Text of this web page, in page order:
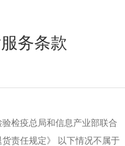
务条款
检疫总局和信息产业部联合
责任规定》 以下情况不属于